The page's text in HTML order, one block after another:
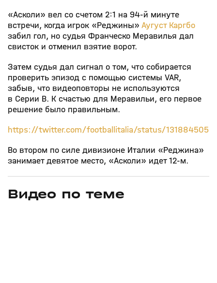
«Асколи» вел со счетом 2:1 на 94-й минуте
встречи, когда игрок «Реджины» Аугуст Каргбо
забил гол, но судья Франческо Меравилья дал
свисток и отменил взятие ворот.
Затем судья дал сигнал о том, что собирается
проверить эпизод с помощью системы VAR,
забыв, что видеоповторы не используются
в Серии В. К счастью для Меравильи, его первое
решение было правильным.
https://twitter.com/footballitalia/status/
Во втором по силе дивизионе Италии «Реджина»
занимает девятое место, «Асколи» идет 12-м.
Видео по теме
Сегодня, 00:13